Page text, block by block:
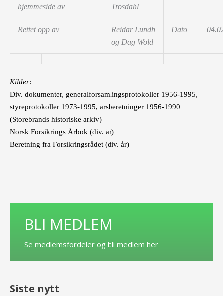
hjemmeside av
Trosdahl
Rettet opp av
Reidar Lundh
og Dag Wold
Dato
Kilder:
Div. dokumenter, generalforsamlingsprotokoller 1956-1995,
styreprotokoller 1973-1995, årsberetninger 1956-1990
(Storebrands historiske arkiv)
Norsk Forsikrings Årbok (div. år)
Beretning fra Forsikringsrådet (div. år)
BLI MEDLEM
Se medlemsfordeler og bli medlem her
Siste nytt